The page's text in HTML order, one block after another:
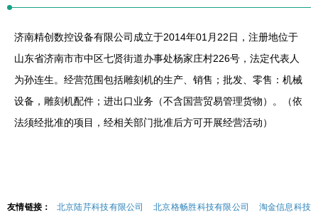
济南精创数控设备有限公司成立于2014年01月22日，注册地位于
山东省济南市市中区七贤街道办事处杨家庄村226号，法定代表人
为孙连生。经营范围包括雕刻机的生产、销售；批发、零售：机械
设备，雕刻机配件；进出口业务（不含国营贸易管理货物）。（依
法须经批准的项目，经相关部门批准后方可开展经营活动）
友情链接： 北京陆芹科技有限公司 北京格畅胜科技有限公司
淘金信息科技